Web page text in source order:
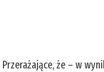
Przerażające, że – w